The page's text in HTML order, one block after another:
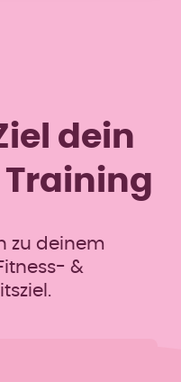
dein
zu deinem
&